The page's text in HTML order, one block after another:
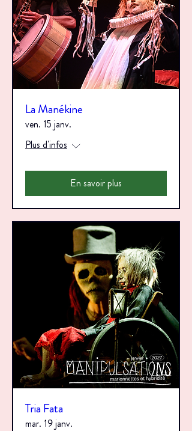
La Manékine
ven. 15 janv.
Plus d'infos
En savoir plus
Tria Fata
mar. 19 janv.